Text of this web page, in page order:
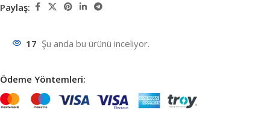
Paylaş:
17 Şu anda bu ürünü inceliyor.
Ödeme Yöntemleri: